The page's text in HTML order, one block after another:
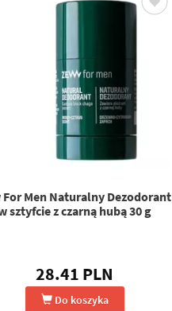
For Men Naturalny Dezodorant
sztyfcie z czarną hubą 30 g
28.41 PLN
Do koszyka